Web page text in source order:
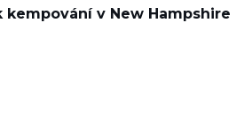
v New Hampshire